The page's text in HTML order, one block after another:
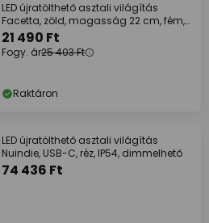
LED újratölthető asztali világítás
Facetta, zöld, magasság 22 cm, fém,
CCT
21 490 Ft
Fogy. ár25 403 Ft
Raktáron
LED újratölthető asztali világítás
Nuindie, USB-C, réz, IP54, dimmelhető
74 436 Ft